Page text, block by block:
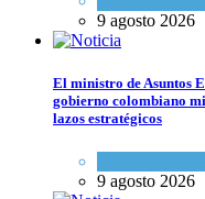
9 agosto 2026
El ministro de Asuntos
gobierno colombiano
lazos estratégicos
9 agosto 2026